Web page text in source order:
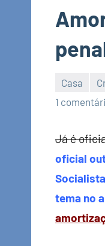
Casa
Economia
Finanças
1
Já é
oficial
tema no